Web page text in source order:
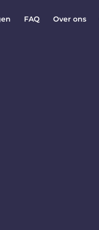
FAQ Over ons